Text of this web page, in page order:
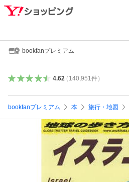
bookfanプレミアム
4.62（ 140,951件）
bookfanプレミアム 本 旅行・地図